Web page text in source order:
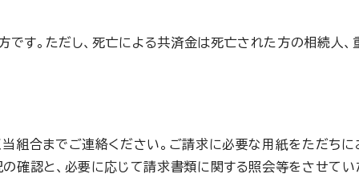
す。ただし、死亡による共済金は死亡された方の相続人
組合までご連絡ください。ご請求に必要な用紙をただちに
確認と、必要に応じて請求書類に関する照会等をさせて